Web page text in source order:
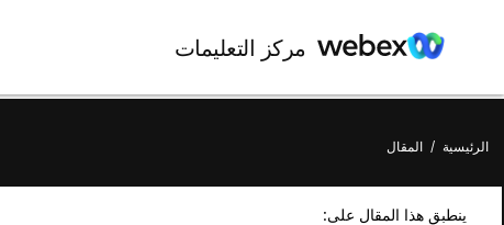
مركز التعليمات
الرئيسية / المقال
ينطبق هذا المقال على: